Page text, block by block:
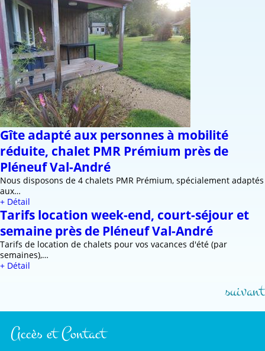
Gîte adapté aux personnes à mobilité
réduite, chalet PMR Prémium près de
Pléneuf Val-André
Nous disposons de 4 chalets PMR Prémium, spécialement adaptés
aux…
+ Détail
Tarifs location week-end, court-séjour et
semaine près de Pléneuf Val-André
Tarifs de location de chalets pour vos vacances d'été (par
semaines),…
+ Détail
suivant
Accès et Contact